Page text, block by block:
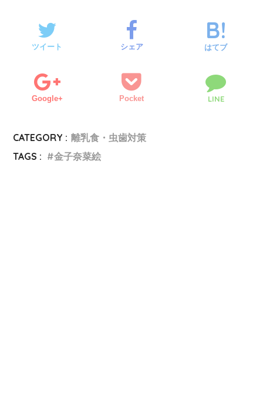
ツイート シェア はてブ
Google+ Pocket LINE
CATEGORY : 離乳食・虫歯対策
TAGS :
金子奈菜絵